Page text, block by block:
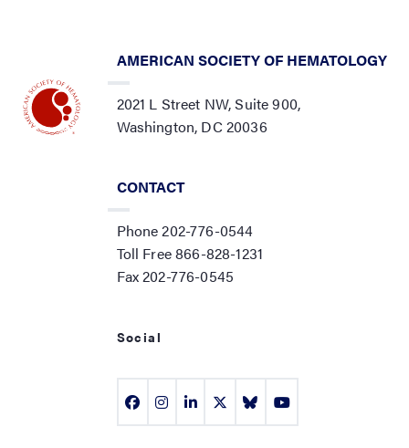
AMERICAN SOCIETY OF HEMATOLOGY
2021 L Street NW, Suite 900,
Washington, DC 20036
CONTACT
Phone 202-776-0544
Toll Free 866-828-1231
Fax 202-776-0545
Social